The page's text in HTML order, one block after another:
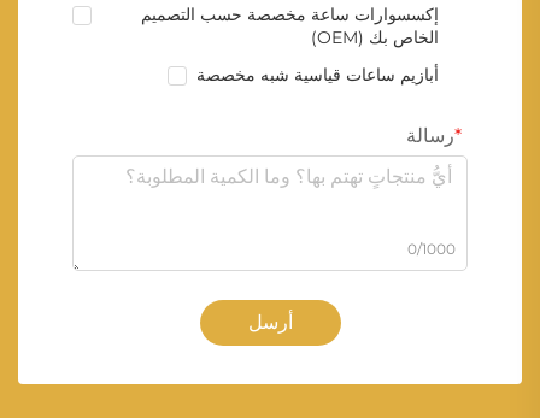
إكسسوارات ساعة مخصصة حسب التصميم
الخاص بك (OEM)
أبازيم ساعات قياسية شبه مخصصة
رسالة
0/1000
أرسل